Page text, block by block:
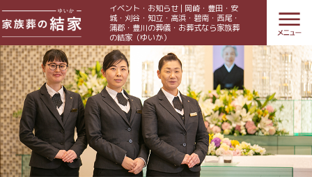
イベント・お知らせ | 岡崎・豊田・安
城・刈谷・知立・高浜・碧南・西尾・
蒲郡・豊川の葬儀・お葬式なら家族葬
の結家（ゆいか）